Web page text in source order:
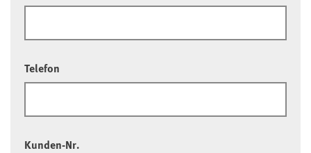
Telefon
Kunden-Nr.